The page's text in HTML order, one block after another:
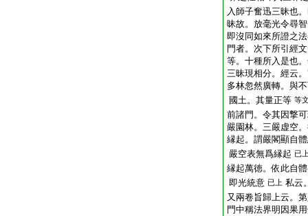
入師子奮迅三昧也
昧故。放毫光令尋
即沒同如來所證之
門者。次下所引經
等。十種所入是也
三昧現相分。經云
多林忽然廣轉。與
國土。其量正等 等
前諸門。令其因撃
嚴園林。三嚴虚空
縁起。謂嚴閣顯自
嚴空表無爲縁起 已
縁起萬徳。依此自
即光統意 已上 私云
又兩卷旨歸上云。
門中稱法界明因果